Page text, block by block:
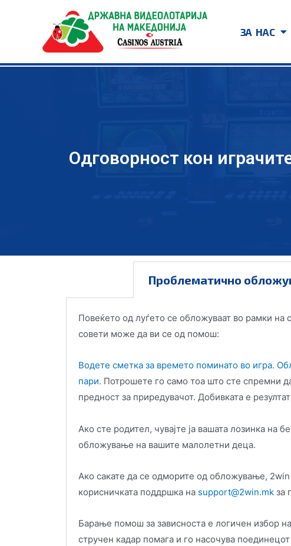
ЗА НАС
Одговорност кон
Проблематично
Повеќето од луѓето се обложуваат во рамки
совети може да ви се од помош:
Водете сметка за времето поминато во игра.
пари. Потрошете го само тоа што сте спремни
предност за приредувачот. Добивката е
Ако сте родител, чувајте ја вашата лозинка на
обложување на вашите малолетни деца.
Ако сакате да се одморите од обложување, 2win
корисничката поддршка на support@2win.mk за
Барање помош за зависноста е логичен избор
стручен кадар помага и го насочува